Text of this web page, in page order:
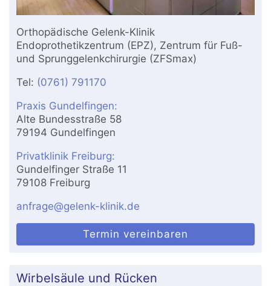
Orthopädische Gelenk-Klinik
Endoprothetikzentrum (EPZ), Zentrum für Fuß-
und Sprunggelenkchirurgie (ZFSmax)
Tel: (0761) 791170
Praxis Gundelfingen:
Alte Bundesstraße 58
79194 Gundelfingen
Privatklinik Freiburg:
Gundelfinger Straße 11
79108 Freiburg
anfrage@gelenk-klinik.de
Termin vereinbaren
Wirbelsäule und Rücken